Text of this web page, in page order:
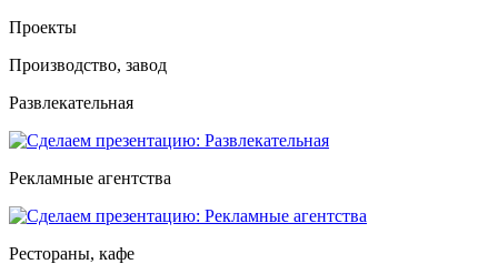
Проекты
Производство, завод
Развлекательная
Рекламные агентства
Рестораны, кафе